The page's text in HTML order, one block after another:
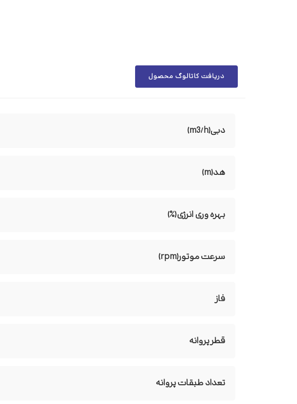
دریافت کاتالوگ محصول
دبی(m3/h)
هد(m)
بهره وری انرژی(%)
سرعت موتور(rpm)
فاز
قطر پروانه
تعداد طبقات پروانه